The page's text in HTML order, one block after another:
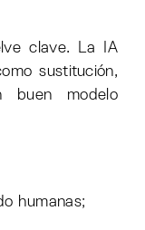
clave. La IA
sustitución,
buen modelo
humanas;